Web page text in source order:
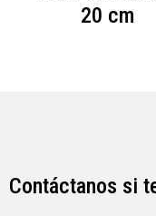
20 cm
Contáctanos si